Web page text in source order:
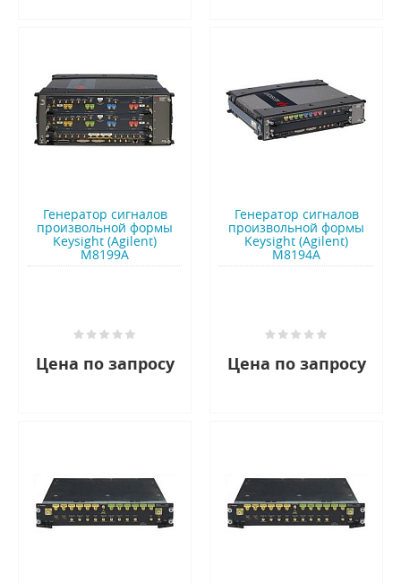
Генератор сигналов
произвольной формы
Keysight (Agilent)
M8199A
Цена по запросу
Генератор сигналов
произвольной формы
Keysight (Agilent)
M8194A
Цена по запросу